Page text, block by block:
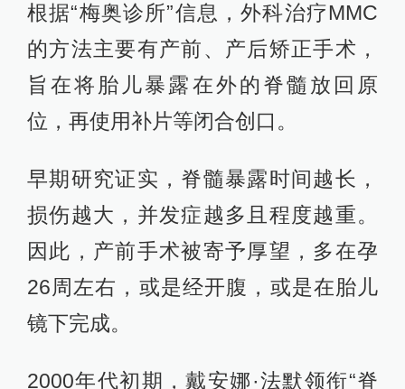
根据“梅奥诊所”信息，外科治疗MMC
的方法主要有产前、产后矫正手术，
旨在将胎儿暴露在外的脊髓放回原
位，再使用补片等闭合创口。
早期研究证实，脊髓暴露时间越长，
损伤越大，并发症越多且程度越重。
因此，产前手术被寄予厚望，多在孕
26周左右，或是经开腹，或是在胎儿
镜下完成。
2000年代初期，戴安娜·法默领衔“脊